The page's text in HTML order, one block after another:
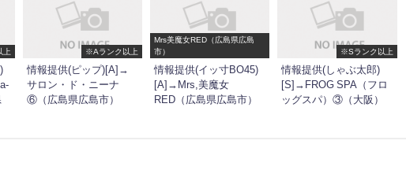
上 ※Aランク以上
情報提供(ピップ)[A]→
サロン・ド・ニーナ
⑥（広島県広島市）
Mrs美魔女RED（広島県広島
市）
情報提供(イッ寸BO45)
[A]→Mrs,美魔女
RED（広島県広島市）
※Sランク以上
情報提供(しゃぶ太郎)
[S]→FROG SPA（フロ
ッグスパ）③（大阪）